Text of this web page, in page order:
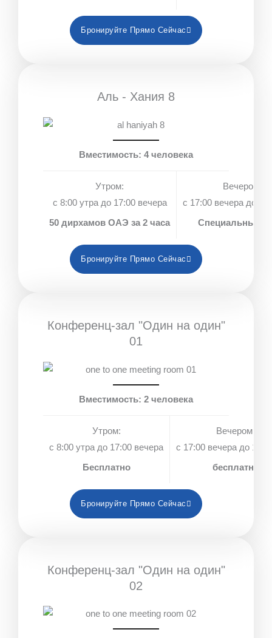
Бронируйте Прямо Сейчас
Аль - Хания 8
Вместимость: 4 человека
Утром:
с 8:00 утра до 17:00 вечера
50 дирхамов ОАЭ за 2 часа
Вечером:
с 17:00 вечера до
Специальные
Бронируйте Прямо Сейчас
Конференц-зал "Один на один"
01
Вместимость: 2 человека
Утром:
с 8:00 утра до 17:00 вечера
Бесплатно
Вечером:
с 17:00 вечера до
бесплатно
Бронируйте Прямо Сейчас
Конференц-зал "Один на один"
02